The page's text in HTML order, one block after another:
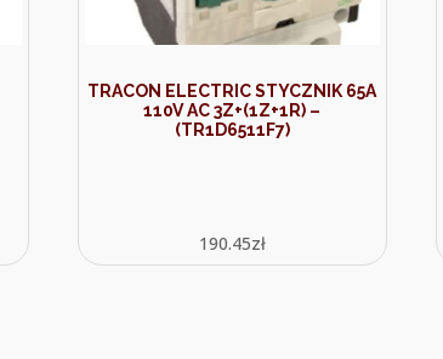
TRACON ELECTRIC STYCZNIK 65A
110V AC 3Z+(1Z+1R) –
(TR1D6511F7)
190.45zł